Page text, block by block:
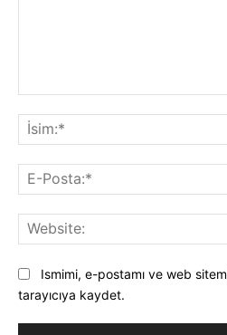
Ismimi, e-postamı ve web
tarayıcıya kaydet.